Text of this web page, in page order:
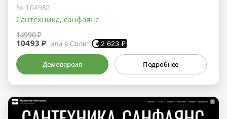
№ 104982
Сантехника, санфаянс
14990 ₽
10493 ₽ или в Сплит 2 623 ₽
Демоверсия Подробнее